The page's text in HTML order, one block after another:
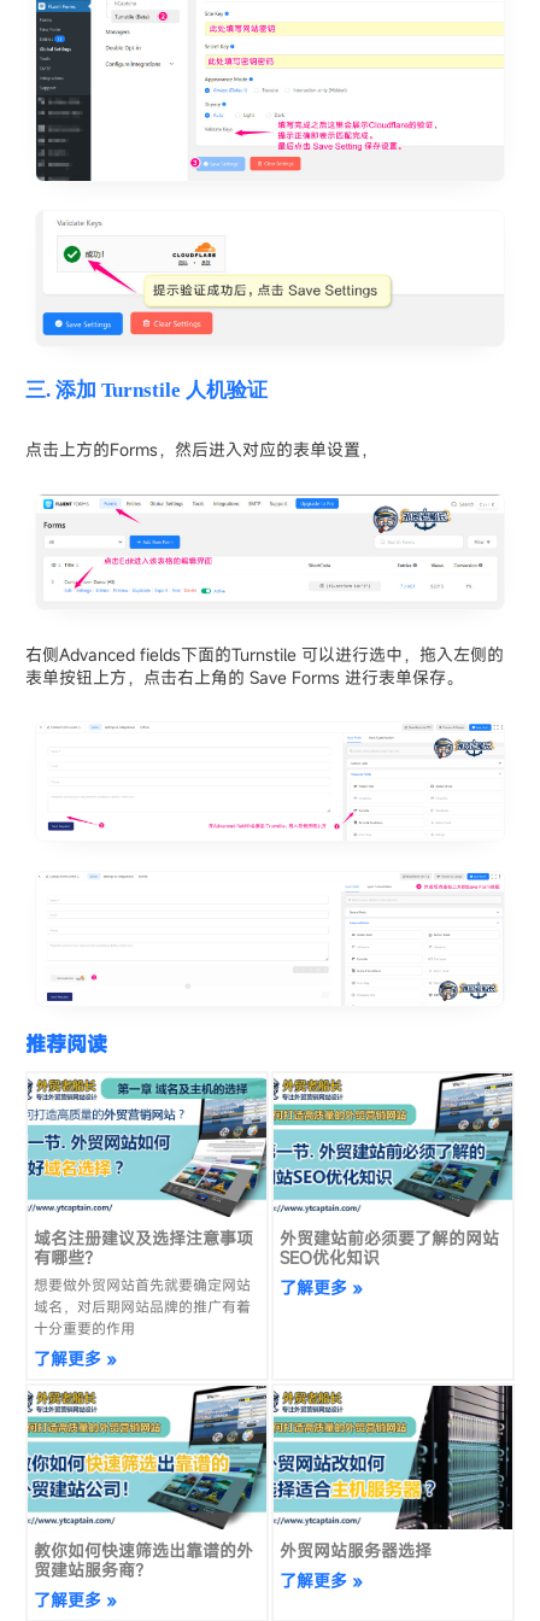
三. 添加 Turnstile 人机验证
点击上方的Forms，然后进入对应的表单设置，
右侧Advanced fields下面的Turnstile 可以进行选中，拖入左侧的
表单按钮上方，点击右上角的 Save Forms 进行表单保存。
推荐阅读
域名注册建议及选择注意事项
有哪些？
想要做外贸网站首先就要确定网站
域名，对后期网站品牌的推广有着
十分重要的作用
了解更多 »
外贸建站前必须要了解的网站
SEO优化知识
了解更多 »
教你如何快速筛选出靠谱的外
贸建站服务商？
了解更多 »
外贸网站服务器选择
了解更多 »